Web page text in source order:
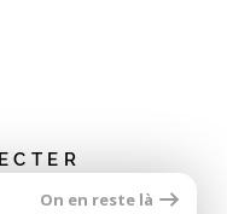
On en reste là